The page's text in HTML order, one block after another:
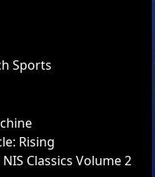
Sports
Rising
Classics Volume 2